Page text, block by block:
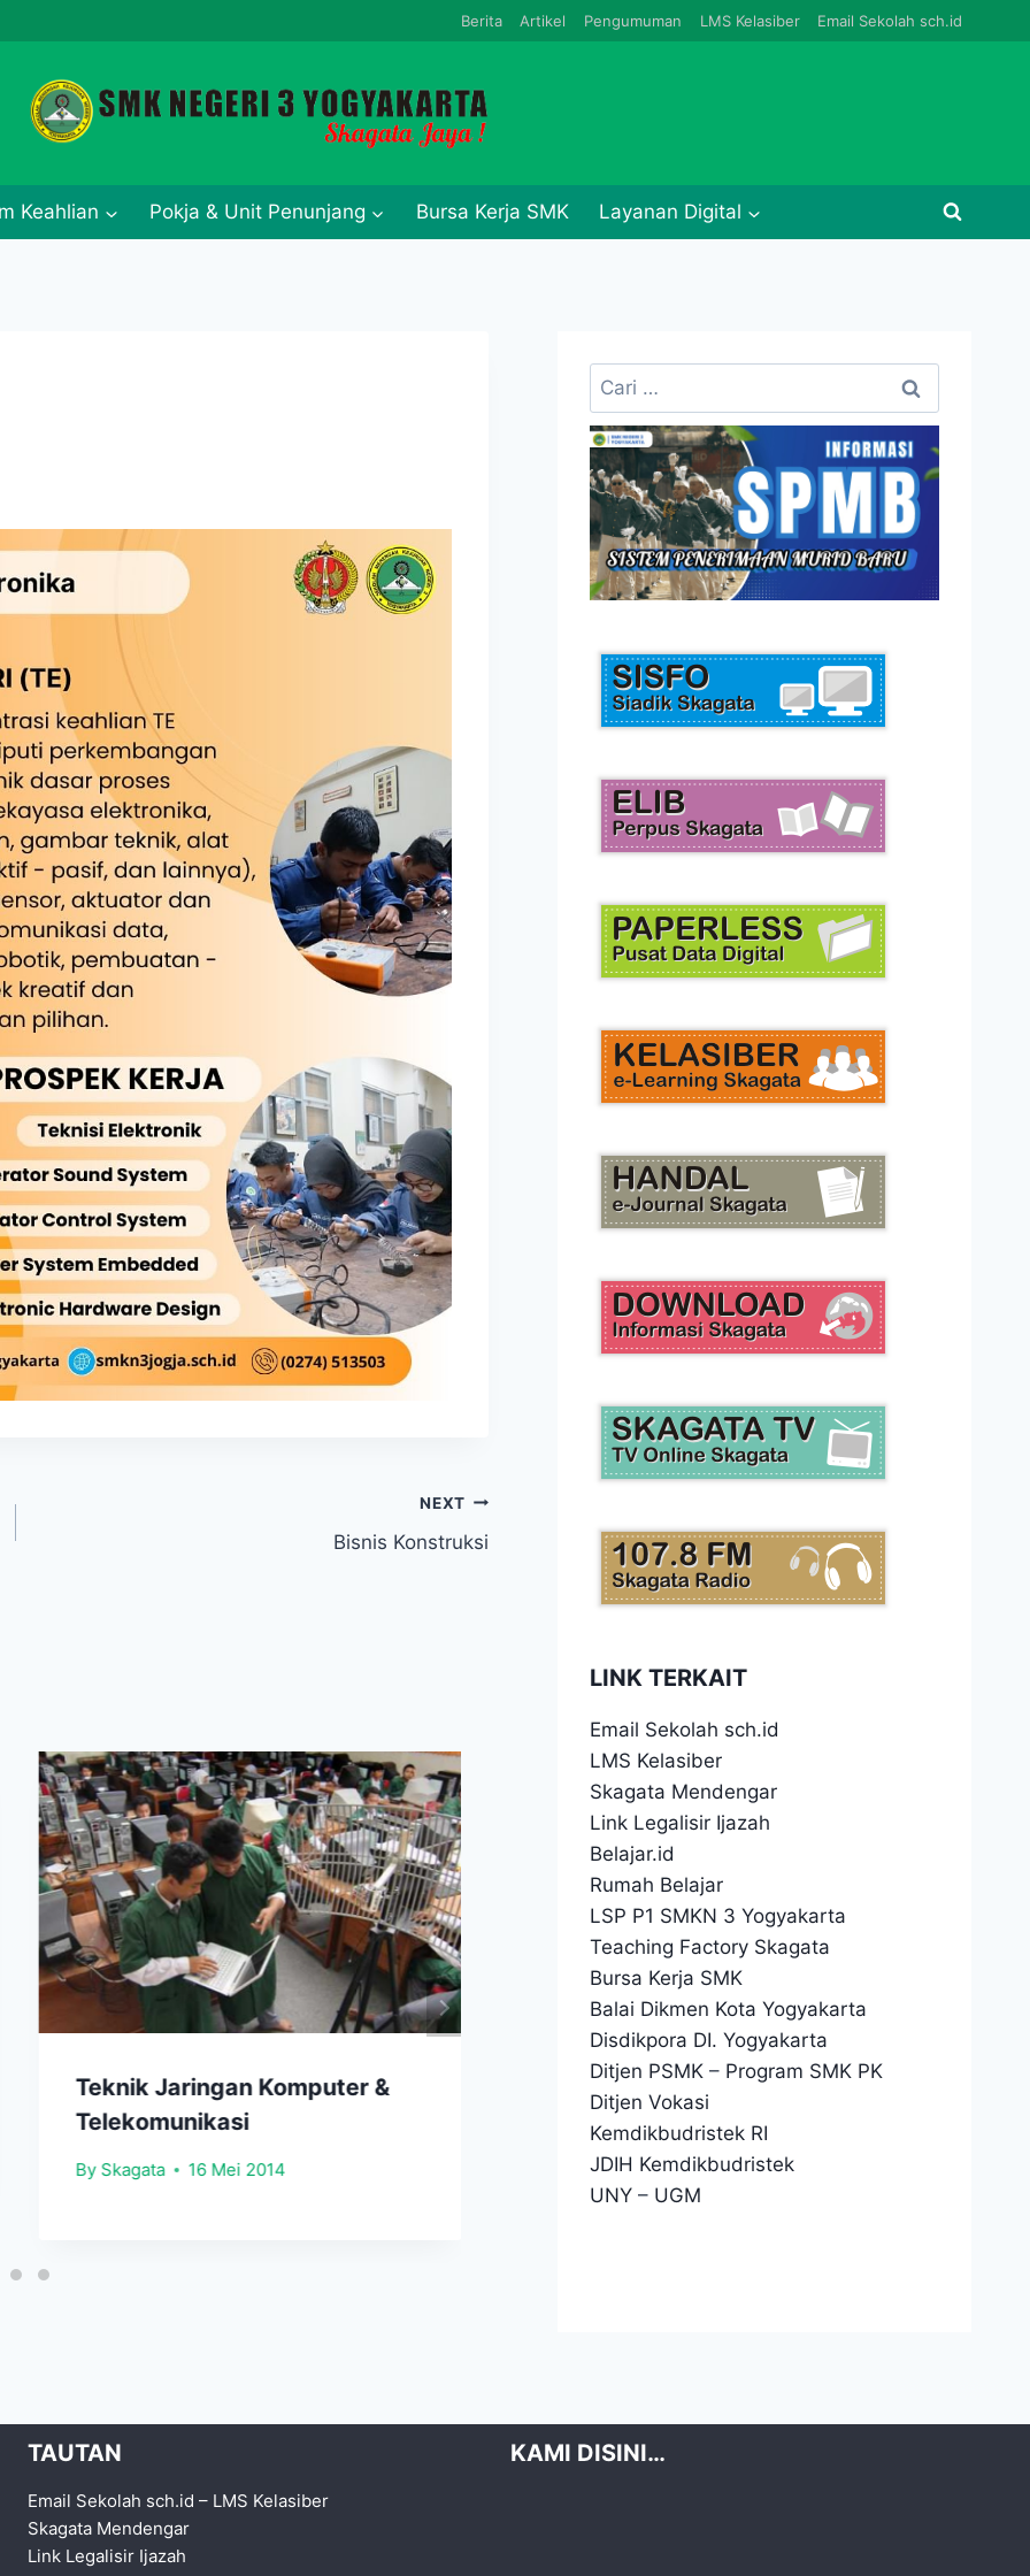
Berita Artikel Pengumuman LMS Kelasiber Email Sekolah sch.id
Keahlian Pokja & Unit Penunjang Bursa Kerja SMK Layanan Digital
NEXT
Bisnis Konstruksi
Teknik Jaringan Komputer &
Telekomunikasi
By Skagata 16 Mei 2014
Desain Pemodelan
Skagata 16 Mei 2014
Cari
untuk:
LINK TERKAIT
Email Sekolah sch.id
LMS Kelasiber
Skagata Mendengar
Link Legalisir Ijazah
Belajar.id
Rumah Belajar
LSP P1 SMKN 3 Yogyakarta
Teaching Factory Skagata
Bursa Kerja SMK
Balai Dikmen Kota Yogyakarta
Disdikpora DI. Yogyakarta
Ditjen PSMK– Program SMK PK
Ditjen Vokasi
Kemdikbudristek RI
JDIH Kemdikbudristek
UNY– UGM
TAUTAN
Email Sekolah sch.id – LMS Kelasiber
Skagata Mendengar
Link Legalisir Ijazah
KAMI DISINI…